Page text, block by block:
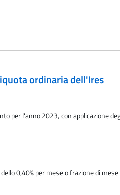
ordinaria dell'Ires
per l'anno 2023, con applicazione
0,40% per mese o frazione di